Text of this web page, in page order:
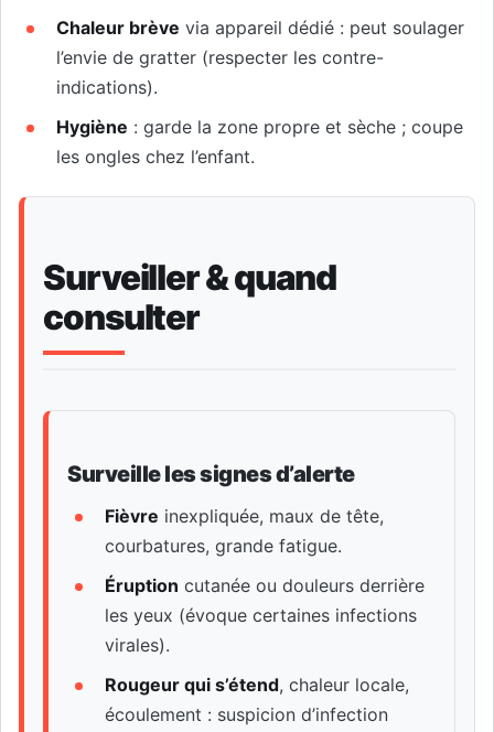
Chaleur brève via appareil dédié : peut soulager
l’envie de gratter (respecter les contre-
indications).
Hygiène : garde la zone propre et sèche ; coupe
les ongles chez l’enfant.
Surveiller & quand
consulter
Surveille les signes d’alerte
Fièvre inexpliquée, maux de tête,
courbatures, grande fatigue.
Éruption cutanée ou douleurs derrière
les yeux (évoque certaines infections
virales).
Rougeur qui s’étend, chaleur locale,
écoulement : suspicion d’infection